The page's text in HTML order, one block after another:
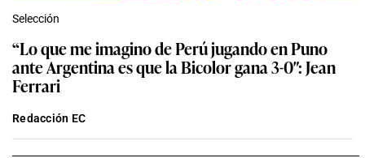
Selección
“Lo que me imagino de Perú jugando en Puno
ante Argentina es que la Bicolor gana 3-0″: Jean
Ferrari
Redacción EC